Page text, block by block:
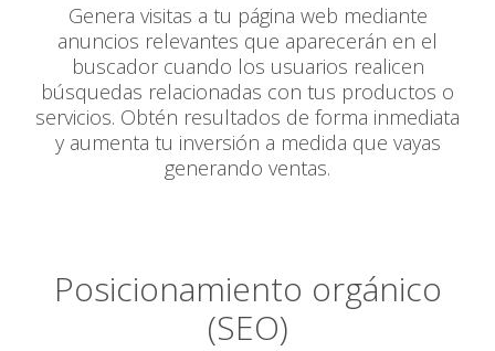
Genera visitas a tu página web mediante
anuncios relevantes que aparecerán en el
buscador cuando los usuarios realicen
búsquedas relacionadas con tus productos o
servicios. Obtén resultados de forma inmediata
y aumenta tu inversión a medida que vayas
generando ventas.
Posicionamiento orgánico
(SEO)